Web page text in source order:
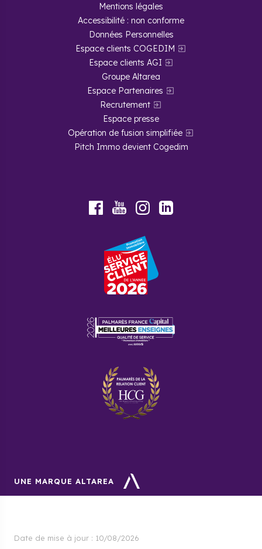
Mentions légales
Accessibilité : non conforme
Données Personnelles
Espace clients COGEDIM
Espace clients AGI
Groupe Altarea
Espace Partenaires
Recrutement
Espace presse
Opération de fusion simplifiée
Pitch Immo devient Cogedim
FacebookYoutubeInstagram
UNE MARQUE ALTAREA
Date de mise à jour : 10/08/2026